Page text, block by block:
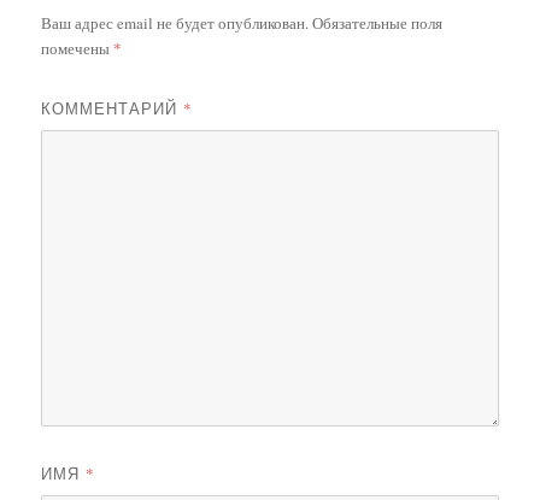
Ваш адрес email не будет опубликован.Обязательные поля
помечены *
КОММЕНТАРИЙ *
ИМЯ *